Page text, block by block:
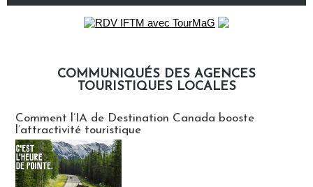
COMMUNIQUÉS DES AGENCES
TOURISTIQUES LOCALES
Comment l’IA de Destination Canada booste
l’attractivité touristique